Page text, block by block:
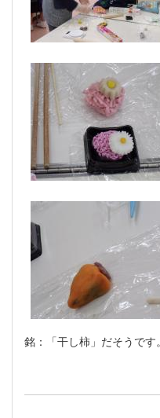
銘：「干し柿」だそうです。